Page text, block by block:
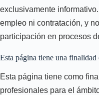
exclusivamente
empleo ni contratación, y
participación en procesos
Esta página tiene una
Esta página tiene como
profesionales para el